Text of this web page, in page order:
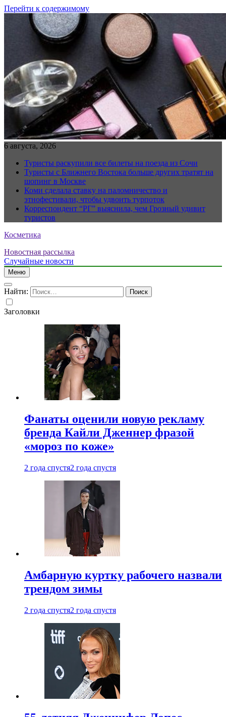
Перейти к содержимому
6 августа, 2026
Туристы раскупили все билеты на поезда из Сочи
Туристы с Ближнего Востока больше других тратят на
шопинг в Москве
Коми сделала ставку на паломничество и
этнофестивали, чтобы удвоить турпоток
Корреспондент “РГ” выяснила, чем Грозный удивит
туристов
Косметика
Новостная рассылка
Случайные новости
Меню
Найти:
Заголовки
Фанаты оценили новую рекламу
бренда Кайли Дженнер фразой
«мороз по коже»
2 года спустя2 года спустя
Амбарную куртку рабочего назвали
трендом зимы
2 года спустя2 года спустя